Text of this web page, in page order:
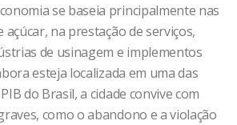
se baseia principalmente nas
açúcar, na prestação de serviços,
de usinagem e implementos
esteja localizada em uma das
do Brasil, a cidade convive com
como o abandono e a violação